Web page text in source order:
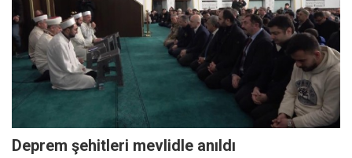
Deprem şehitleri mevlidle anıldı